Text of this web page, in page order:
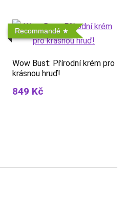
Recommandé
Wow Bust: Přírodní krém pro
krásnou hruď!
849 Kč